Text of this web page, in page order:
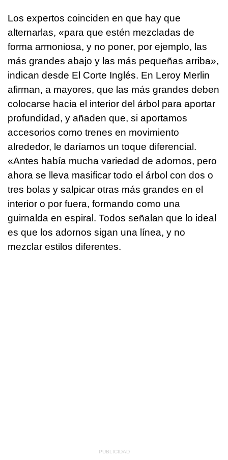
Los expertos coinciden en que hay que
alternarlas, «para que estén mezcladas de
forma armoniosa, y no poner, por ejemplo, las
más grandes abajo y las más pequeñas arriba»,
indican desde El Corte Inglés. En Leroy Merlin
afirman, a mayores, que las más grandes deben
colocarse hacia el interior del árbol para aportar
profundidad, y añaden que, si aportamos
accesorios como trenes en movimiento
alrededor, le daríamos un toque diferencial.
«Antes había mucha variedad de adornos, pero
ahora se lleva masificar todo el árbol con dos o
tres bolas y salpicar otras más grandes en el
interior o por fuera, formando como una
guirnalda en espiral. Todos señalan que lo ideal
es que los adornos sigan una línea, y no
mezclar estilos diferentes.